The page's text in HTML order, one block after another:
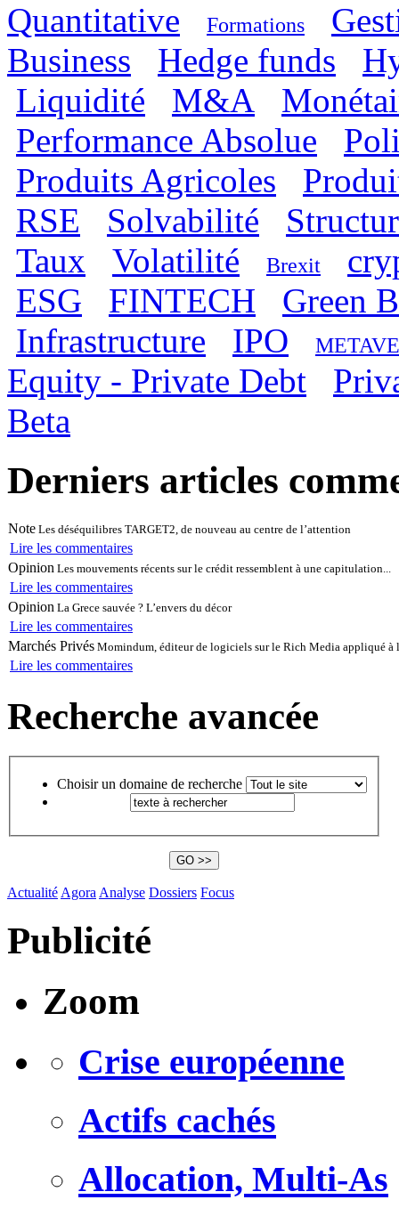
Quantitative
Formations
Business
Hedge funds
Liquidité
M&A
Performance Absolue
Produits Agricoles
RSE
Solvabilité
Taux
Volatilité Brexit
ESG
FINTECH
Green
Infrastructure
IPO
Equity - Private Debt
Beta
Derniers articles
Note Les déséquilibres TARGET2, de nouveau au centre de l’attention
Lire les commentaires
Opinion Les mouvements récents sur le crédit ressemblent à une capitulation...
Lire les commentaires
Opinion La Grece sauvée ? L’envers du décor
Lire les commentaires
Marchés Privés Momindum, éditeur de logiciels sur le Rich Media appliqué à
Lire les commentaires
Recherche avancée
Choisir un domaine de recherche
Actualité Agora Analyse Dossiers Focus
Publicité
Zoom
Crise européenne
Actifs cachés
Allocation, Multi-As